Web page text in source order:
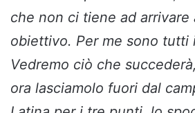
che non ci tiene ad arrivare
obiettivo. Per me sono tutti
Vedremo ciò che
ora lasciamolo fuori dal